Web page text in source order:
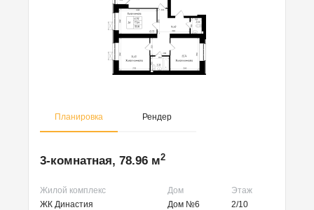
Планировка Рендер
3-комнатная, 78.96 м2
Жилой комплекс Дом
Этаж
ЖК Династия
Дом №6 2/10